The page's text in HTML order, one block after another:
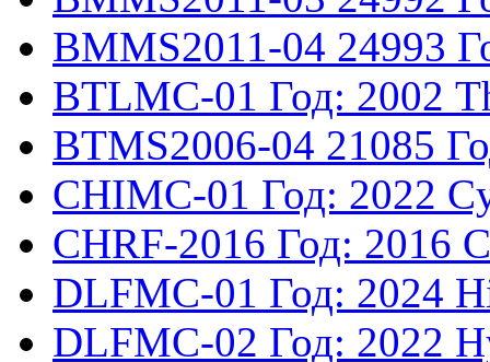
BMMS2011-04 24993
BTLMC-01 Год: 2002
BTMS2006-04 21085
CHIMC-01 Год: 2022
CHRF-2016 Год: 2016
DLFMC-01 Год: 2024
DLFMC-02 Год: 2022